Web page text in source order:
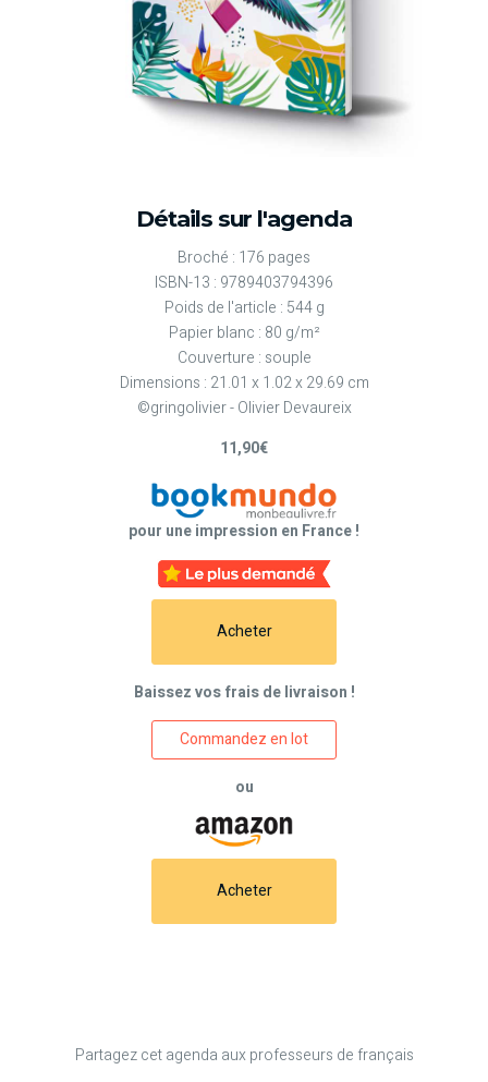
Détails sur l'agenda
Broché : 176 pages
ISBN-13 : 9789403794396
Poids de l'article : 544 g
Papier blanc : 80 g/m²
Couverture : souple
Dimensions : 21.01 x 1.02 x 29.69 cm
©gringolivier - Olivier Devaureix
11,90€
pour une impression en France !
Acheter
Baissez vos frais de livraison !
Commandez en lot
ou
Acheter
Partagez cet agenda aux professeurs de français